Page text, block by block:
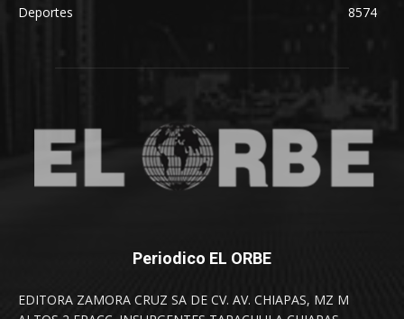
Deportes
8574
Periodico EL ORBE
EDITORA ZAMORA CRUZ SA DE CV. AV. CHIAPAS, MZ M